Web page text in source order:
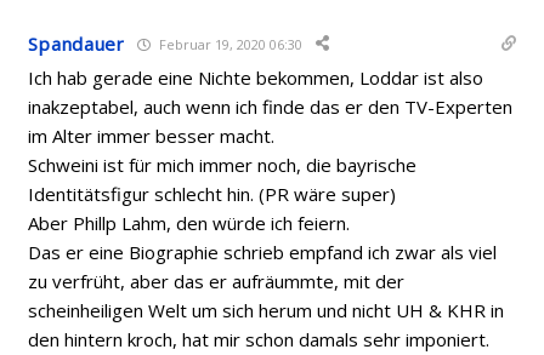
Spandauer Februar 19, 2020 06:30
Ich hab gerade eine Nichte bekommen, Loddar ist also
inakzeptabel, auch wenn ich finde das er den TV-Experten
im Alter immer besser macht.
Schweini ist für mich immer noch, die bayrische
Identitätsfigur schlecht hin. (PR wäre super)
Aber Phillp Lahm, den würde ich feiern.
Das er eine Biographie schrieb empfand ich zwar als viel
zu verfrüht, aber das er aufräummte, mit der
scheinheiligen Welt um sich herum und nicht UH & KHR in
den hintern kroch, hat mir schon damals sehr imponiert.